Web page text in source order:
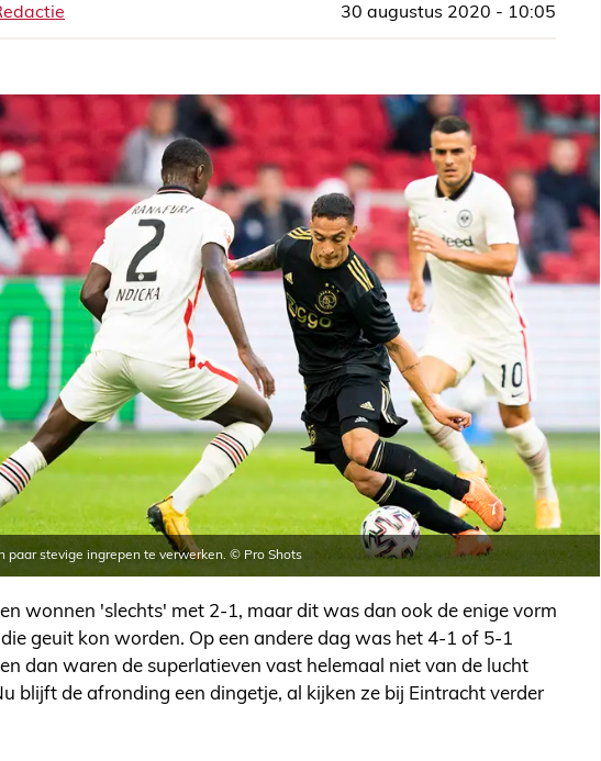
30 augustus 2020 - 10:05
paar stevige ingrepen te verwerken. © Pro Shots
wonnen 'slechts' met 2-1, maar dit was dan ook de enige vorm
geuit kon worden. Op een andere dag was het 4-1 of 5-1
dan waren de superlatieven vast helemaal niet van de lucht
blijft de afronding een dingetje, al kijken ze bij Eintracht verder